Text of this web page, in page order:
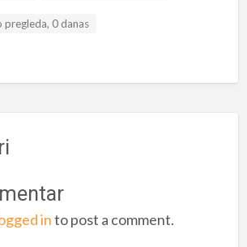
0 danas
into post a comment.